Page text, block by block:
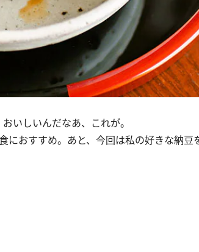
いしいんだなあ、これが。
おすすめ。あと、今回は私の好きな納豆